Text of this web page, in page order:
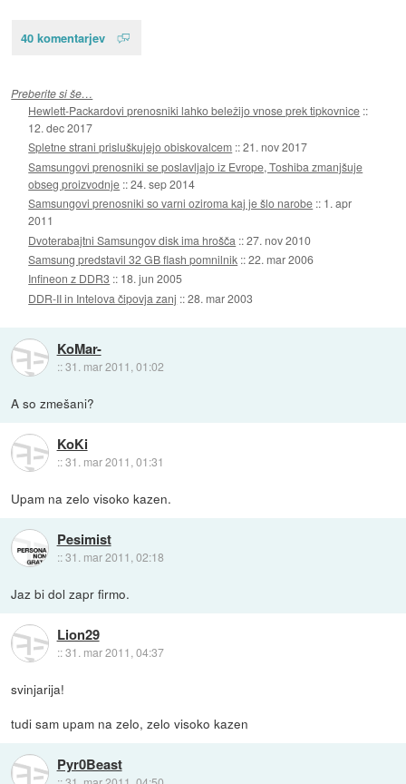
40 komentarjev
Preberite si še…
Hewlett-Packardovi prenosniki lahko beležijo vnose prek tipkovnice ::
12. dec 2017
Spletne strani prisluškujejo obiskovalcem ::21. nov 2017
Samsungovi prenosniki se poslavljajo iz Evrope, Toshiba zmanjšuje
obseg proizvodnje ::24. sep 2014
Samsungovi prenosniki so varni oziroma kaj je šlo narobe :: 1. apr
2011
Dvoterabajtni Samsungov disk ima hrošča ::27. nov 2010
Samsung predstavil 32 GB flash pomnilnik ::22. mar 2006
Infineon z DDR3 :: 18. jun 2005
DDR-II in Intelova čipovja zanj ::28. mar 2003
KoMar-
::31. mar 2011, 01:02
A so zmešani?
KoKi
::31. mar 2011, 01:31
Upam na zelo visoko kazen.
Pesimist
::31. mar 2011, 02:18
Jaz bi dol zapr firmo.
Lion29
::31. mar 2011, 04:37
svinjarija!
tudi sam upam na zelo, zelo visoko kazen
Pyr0Beast